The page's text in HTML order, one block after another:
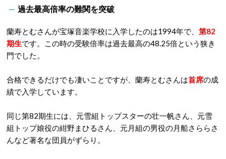
過去最高倍率の難関を突破
蘭寿とむさんが宝塚音楽学校に入学したのは1994年で、 第82
期生です。この時の受験倍率は過去最高の48.25倍という狭き
門でした。
合格できるだけでも凄いことですが、蘭寿とむさんは首席の成
績で入学しています。
同じ第82期生には、元雪組トップスターの壮一帆さん、元雪
組トップ娘役の紺野まひるさん、元月組の男役の月船さららさ
んなど著名な団員がずらり。